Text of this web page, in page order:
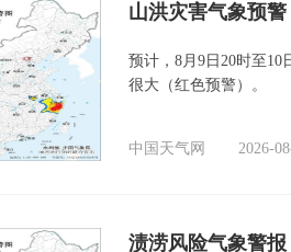
山洪灾害气象预
预计，8月9日20时至
很大（红色预警）。
中国天气网 2026-
渍涝风险气象警